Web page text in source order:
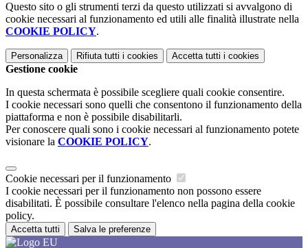
Questo sito o gli strumenti terzi da questo utilizzati si avvalgono di
cookie necessari al funzionamento ed utili alle finalità illustrate nella
COOKIE POLICY.
Personalizza Rifiuta tutti i cookies Accetta tutti i cookies
Gestione cookie
In questa schermata è possibile scegliere quali cookie consentire.
I cookie necessari sono quelli che consentono il funzionamento della
piattaforma e non è possibile disabilitarli.
Per conoscere quali sono i cookie necessari al funzionamento potete
visionare la COOKIE POLICY.
Cookie necessari per il funzionamento
I cookie necessari per il funzionamento non possono essere
disabilitati. È possibile consultare l'elenco nella pagina della cookie
policy.
Accetta tutti Salva le preferenze